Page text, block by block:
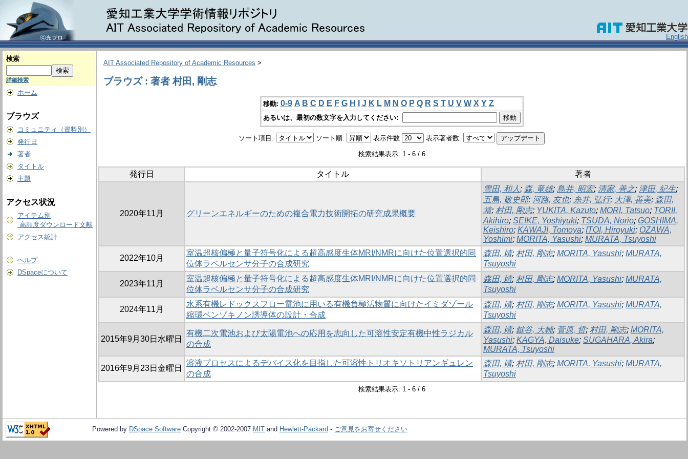
English
検索
詳細検索
ホーム
ブラウズ
コミュニティ（資料別）
発行日
著者
タイトル
主題
アクセス状況
アイテム別
高頻度ダウンロード文献
アクセス統計
ヘルプ
DSpaceについて
AIT Associated Repository of Academic Resources >
ブラウズ : 著者 村田, 剛志
移動: 0-9 A B C D E F G H J K L M N O P Q R S T U V W X Y Z
あるいは、最初の数文字を入力してください:
ソート項目: ソート順: 表示件数 表示著者数:
検索結果表示: 1 - 6 / 6
発行日 タイトル 著者
2020年11月 グリーンエネルギーのための複合電力技術開拓の研究成果概要
雪田, 和人 ; 森, 竜雄; 鳥井, 昭宏; 清家, 善之; 津田, 紀生;
五島, 敬史郎; 河路, 友也; 糸井, 弘行; 大澤, 善美; 森田,
靖; 村田, 剛志; YUKITA, Kazuto; MORI, Tatsuo; TORII,
Akihiro; SEIKE, Yoshiyuki; TSUDA, Norio; GOSHIMA,
Keishiro; KAWAJI, Tomoya; ITOI, Hiroyuki; OZAWA,
Yoshimi; MORITA, Yasushi; MURATA, Tsuyoshi
2022年10月
室温超核偏極と量子符号化による超高感度生体MRI/NMRに向けた位置選択的同
位体ラベルセンサ分子の合成研究
森田, 靖; 村田, 剛志; MORITA, Yasushi; MURATA,
Tsuyoshi
2023年11月
室温超核偏極と量子符号化による超高感度生体MRI/NMRに向けた位置選択的同
位体ラベルセンサ分子の合成研究
森田, 靖; 村田, 剛志; MORITA, Yasushi; MURATA,
Tsuyoshi
2024年11月
水系有機レドックスフロー電池に用いる有機負極活物質に向けたイミダゾール
縮環ベンゾキノン誘導体の設計・合成
森田, 靖; 村田, 剛志; MORITA, Yasushi; MURATA,
Tsuyoshi
2015年9月30日水曜日
有機二次電池および太陽電池への応用を志向した可溶性安定有機中性ラジカル
の合成
森田, 靖; 鍵谷, 大輔; 菅原, 哲; 村田, 剛志; MORITA,
Yasushi; KAGYA, Daisuke; SUGAHARA, Akira;
MURATA, Tsuyoshi
2016年9月23日金曜日
溶液プロセスによるデバイス化を目指した可溶性トリオキソトリアンギュレン
の合成
森田, 靖; 村田, 剛志; MORITA, Yasushi; MURATA,
Tsuyoshi
検索結果表示: 1 - 6 / 6
Powered by DSpace Software Copyright © 2002-2007 MIT and Hewlett-Packard - ご意見をお寄せください